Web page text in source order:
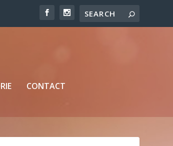
CONTACT